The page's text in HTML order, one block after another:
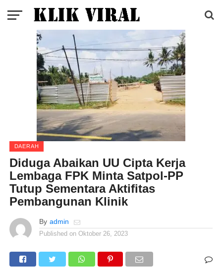
DAERAH
Diduga Abaikan UU Cipta Kerja
Lembaga FPK Minta Satpol-PP
Tutup Sementara Aktifitas
Pembangunan Klinik
By admin
Published on Oktober 26, 2023